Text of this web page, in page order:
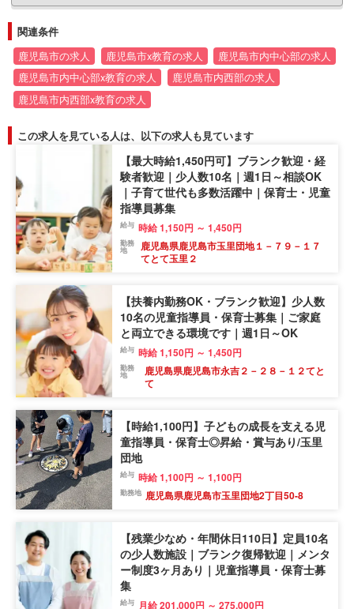
関連条件
鹿児島市の求人 鹿児島市x教育の求人
鹿児島市内中心部の求人
鹿児島市内中心部x教育の求人
鹿児島市内西部の求人
鹿児島市内西部x教育の求人
この求人を見ている人は、以下の求人も見ています
【最大時給1,450円可】ブランク歓迎・経
験者歓迎｜少人数10名｜週1日～相談OK
｜子育て世代も多数活躍中｜保育士・児童
指導員募集
給与 時給 1,150円 ～ 1,450円
勤務
地
鹿児島県鹿児島市玉里団地１－７９－１７
てとて玉里２
【扶養内勤務OK・ブランク歓迎】少人数
10名の児童指導員・保育士募集｜ご家庭
と両立できる環境です｜週1日～OK
給与 時給 1,150円 ～ 1,450円
勤務
地
鹿児島県鹿児島市永吉２－２８－１２てと
て
【時給1,100円】子どもの成長を支える児
童指導員・保育士◎昇給・賞与あり/玉里
団地
給与 時給 1,100円 ～ 1,100円
勤務地 鹿児島県鹿児島市玉里団地2丁目50-8
【残業少なめ・年間休日110日】定員10名
の少人数施設｜ブランク復帰歓迎｜メンタ
ー制度3ヶ月あり｜児童指導員・保育士募
集
給与 月給 201,000円 ～ 275,000円